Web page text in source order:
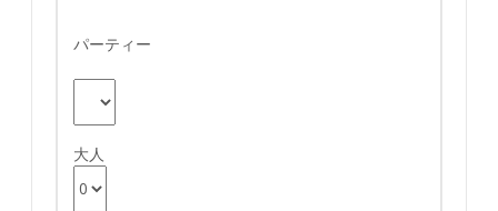
パーティー
大人